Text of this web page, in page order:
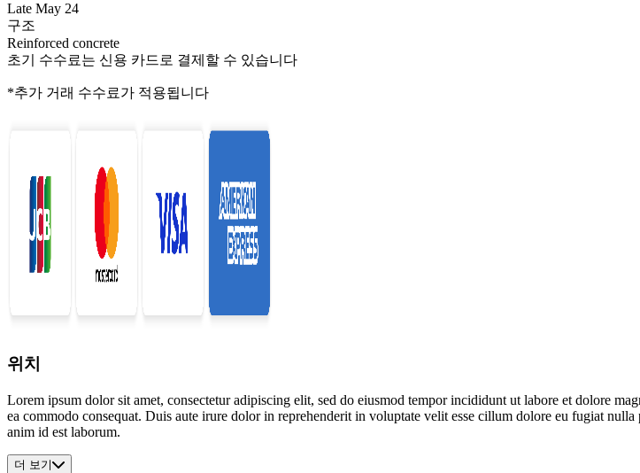
Late May 24
구조
Reinforced concrete
초기 수수료는 신용 카드로 결제할 수 있습니다
*추가 거래 수수료가 적용됩니다
위치
Lorem ipsum dolor sit amet, consectetur adipiscing elit, sed do eiusmod tempor incididunt ut labore et dolore
ea commodo consequat. Duis aute irure dolor in reprehenderit in voluptate velit esse cillum dolore eu fugiat
anim id est laborum.
더 보기